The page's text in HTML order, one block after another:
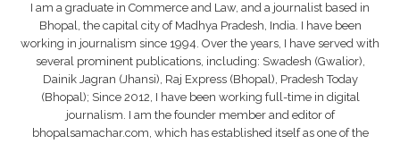
I am a graduate in Commerce and Law, and a journalist based in
Bhopal, the capital city of Madhya Pradesh, India. I have been
working in journalism since 1994. Over the years, I have served with
several prominent publications, including: Swadesh (Gwalior),
Dainik Jagran (Jhansi), Raj Express (Bhopal), Pradesh Today
(Bhopal); Since 2012, I have been working full-time in digital
journalism. I am the founder member and editor of
bhopalsamachar.com, which has established itself as one of the